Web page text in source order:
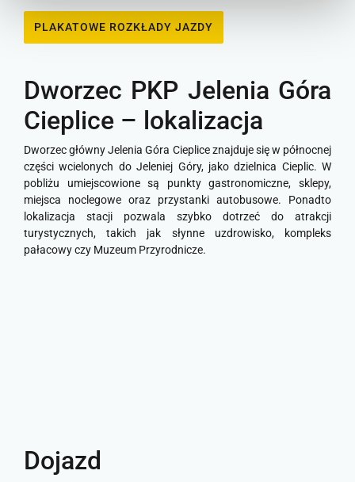
PLAKATOWE ROZKŁADY JAZDY
Dworzec PKP Jelenia Góra
Cieplice – lokalizacja
Dworzec główny Jelenia Góra Cieplice znajduje się w północnej
części wcielonych do Jeleniej Góry, jako dzielnica Cieplic. W
pobliżu umiejscowione są punkty gastronomiczne, sklepy,
miejsca noclegowe oraz przystanki autobusowe. Ponadto
lokalizacja stacji pozwala szybko dotrzeć do atrakcji
turystycznych, takich jak słynne uzdrowisko, kompleks
pałacowy czy Muzeum Przyrodnicze.
Dojazd